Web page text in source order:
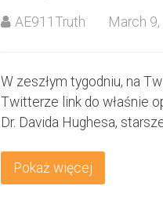
AE911Truth March
W zeszłym tygodniu, na
Twitterze link do właśnie
Dr. Davida Hughesa,
Pokaż więcej